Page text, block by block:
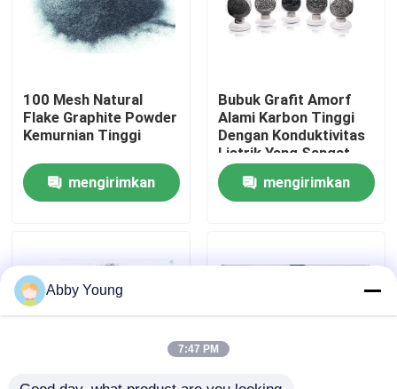
Tur Pabrik
Kontrol kualitas
kasus
Grafit Serpihan Alami
100 Mesh Natural
Flake Graphite Powder
Kemurnian Tinggi
mengirimkan
Bubuk Grafit Amorf
Alami Karbon Tinggi
Dengan Konduktivitas
Listrik Yang Sangat
Baik
mengirimkan
Abby Young
7:47 PM